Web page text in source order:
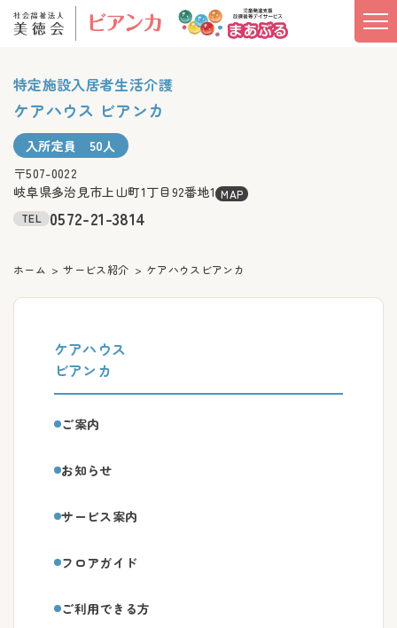
特定施設入居者生活介護
ケアハウス ビアンカ
入所定員 50人
〒507-0022
岐阜県多治見市上山町1丁目92番地1 MAP
TEL
0572-21-3814
ホーム サービス紹介 ケアハウスビアンカ
ケアハウス
ビアンカ
ご案内
お知らせ
サービス案内
フロアガイド
ご利用できる方